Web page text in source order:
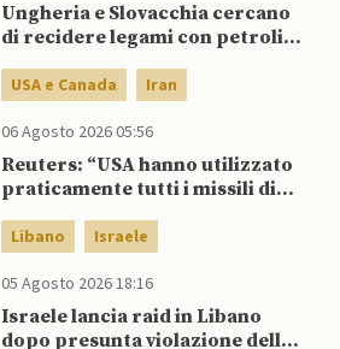
Ungheria e Slovacchia cercano
di recidere legami con petrolio
dipendenza da GNL russo
USA e Canada Iran
06 Agosto 2026 05:56
Reuters: “USA hanno utilizzato
praticamente tutti i missili di
Libano Israele
05 Agosto 2026 18:16
Israele lancia raid in Libano
dopo presunta violazione della